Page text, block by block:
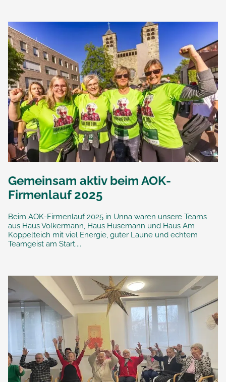
Gemeinsam aktiv beim AOK-
Firmenlauf 2025
Beim AOK-Firmenlauf 2025 in Unna waren unsere Teams
aus Haus Volkermann, Haus Husemann und Haus Am
Koppelteich mit viel Energie, guter Laune und echtem
Teamgeist am Start....